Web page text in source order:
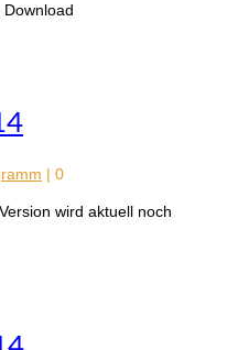
| 0
wird aktuell noch